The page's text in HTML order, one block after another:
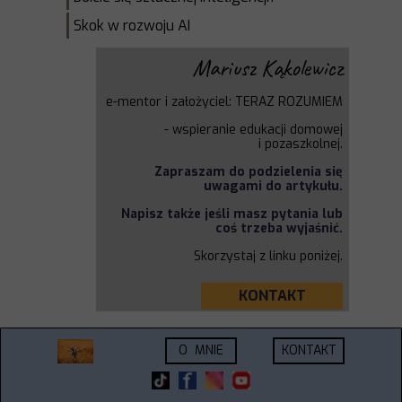
Skok w rozwoju AI
Mariusz Kąkolewicz
e-mentor i założyciel: TERAZ ROZUMIEM
- wspieranie edukacji domowej
i pozaszkolnej.
Zapraszam do podzielenia się
uwagami do artykułu.
Napisz także jeśli masz pytania lub
coś trzeba wyjaśnić.
Skorzystaj z linku poniżej.
KONTAKT
O MNIE KONTAKT